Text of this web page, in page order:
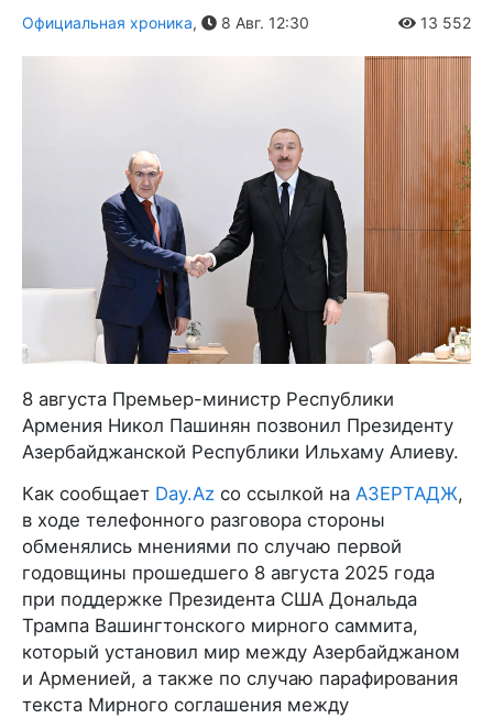
Официальная хроника, 8 Авг. 12:30 13 552
8 августа Премьер-министр Республики
Армения Никол Пашинян позвонил Президенту
Азербайджанской Республики Ильхаму Алиеву.
Как сообщает Day.Az со ссылкой на АЗЕРТАДЖ,
в ходе телефонного разговора стороны
обменялись мнениями по случаю первой
годовщины прошедшего 8 августа 2025 года
при поддержке Президента США Дональда
Трампа Вашингтонского мирного саммита,
который установил мир между Азербайджаном
и Арменией, а также по случаю парафирования
текста Мирного соглашения между